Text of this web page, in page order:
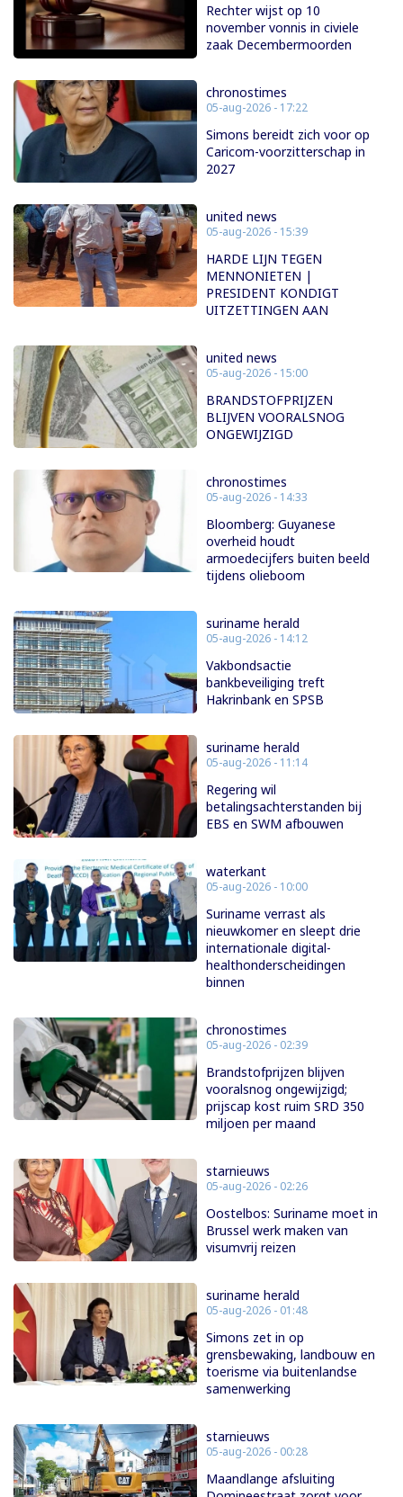
Rechter wijst op 10
november vonnis in civiele
zaak Decembermoorden
chronostimes
05-aug-2026 - 17:22
Simons bereidt zich voor op
Caricom-voorzitterschap in
2027
united news
05-aug-2026 - 15:39
HARDE LIJN TEGEN
MENNONIETEN |
PRESIDENT KONDIGT
UITZETTINGEN AAN
united news
05-aug-2026 - 15:00
BRANDSTOFPRIJZEN
BLIJVEN VOORALSNOG
ONGEWIJZIGD
chronostimes
05-aug-2026 - 14:33
Bloomberg: Guyanese
overheid houdt
armoedecijfers buiten beeld
tijdens olieboom
suriname herald
05-aug-2026 - 14:12
Vakbondsactie
bankbeveiliging treft
Hakrinbank en SPSB
suriname herald
05-aug-2026 - 11:14
Regering wil
betalingsachterstanden bij
EBS en SWM afbouwen
waterkant
05-aug-2026 - 10:00
Suriname verrast als
nieuwkomer en sleept drie
internationale digital-
healthonderscheidingen
binnen
chronostimes
05-aug-2026 - 02:39
Brandstofprijzen blijven
vooralsnog ongewijzigd;
prijscap kost ruim SRD 350
miljoen per maand
starnieuws
05-aug-2026 - 02:26
Oostelbos: Suriname moet in
Brussel werk maken van
visumvrij reizen
suriname herald
05-aug-2026 - 01:48
Simons zet in op
grensbewaking, landbouw en
toerisme via buitenlandse
samenwerking
starnieuws
05-aug-2026 - 00:28
Maandlange afsluiting